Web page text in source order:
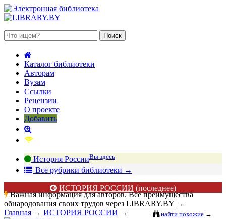
Каталог библиотеки
Авторам
Вузам
Ссылки
Рецензии
О проекте
Добавить
История РоссииВы здесь
Все рубрики библиотеки →
ИСТОРИЯ РОССИИ (последнее)
Важная информация для авторов. Все преимущества
обнародования своих трудов через LIBRARY.BY →
найти похожие →
Главная → ИСТОРИЯ РОССИИ →